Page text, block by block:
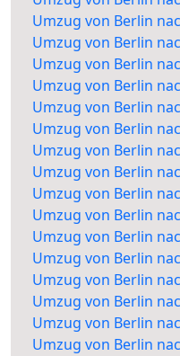
Umzug von Berlin
Umzug von Berlin
Umzug von Berlin
Umzug von Berlin
Umzug von Berlin
Umzug von Berlin
Umzug von Berlin
Umzug von Berlin
Umzug von Berlin
Umzug von Berlin
Umzug von Berlin
Umzug von Berlin
Umzug von Berlin
Umzug von Berlin
Umzug von Berlin
Umzug von Berlin